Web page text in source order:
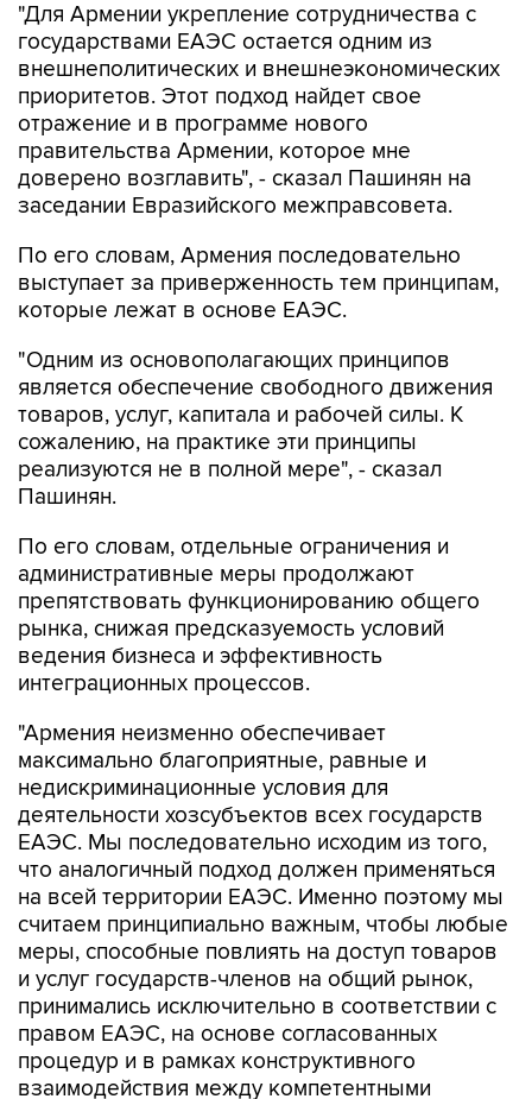
"Для Армении укрепление сотрудничества с
государствами ЕАЭС остается одним из
внешнеполитических и внешнеэкономических
приоритетов. Этот подход найдет свое
отражение и в программе нового
правительства Армении, которое мне
доверено возглавить", - сказал Пашинян на
заседании Евразийского межправсовета.
По его словам, Армения последовательно
выступает за приверженность тем принципам,
которые лежат в основе ЕАЭС.
"Одним из основополагающих принципов
является обеспечение свободного движения
товаров, услуг, капитала и рабочей силы. К
сожалению, на практике эти принципы
реализуются не в полной мере", - сказал
Пашинян.
По его словам, отдельные ограничения и
административные меры продолжают
препятствовать функционированию общего
рынка, снижая предсказуемость условий
ведения бизнеса и эффективность
интеграционных процессов.
"Армения неизменно обеспечивает
максимально благоприятные, равные и
недискриминационные условия для
деятельности хозсубъектов всех государств
ЕАЭС. Мы последовательно исходим из того,
что аналогичный подход должен применяться
на всей территории ЕАЭС. Именно поэтому мы
считаем принципиально важным, чтобы любые
меры, способные повлиять на доступ товаров
и услуг государств-членов на общий рынок,
принимались исключительно в соответствии с
правом ЕАЭС, на основе согласованных
процедур и в рамках конструктивного
взаимодействия между компетентными